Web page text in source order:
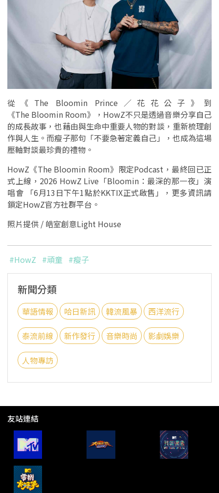
從《The Bloomin Prince／花花公子》到
《The Bloomin Room》，HowZ不只是透過音樂分享自己
的成長故事，也藉由與生命中重要人物的對談，重新梳理創
作與人生。而瘦子那句「不要急著定義自己」，也成為這場
壓軸對談最珍貴的禮物。
HowZ《The Bloomin Room》限定Podcast，最終回已正
式上線，2026 HowZ Live「Bloomin：最深的那一夜」演
唱會 「6月13日下午1點於KKTIX正式啟售」，更多資訊請
鎖定HowZ官方社群平台。
照片提供 / 皓室創意Light House
#HowZ #頑童 #瘦子
新聞分類
華語情報 哈日新訊 韓流風暴 西洋流行
泰流前線 新作發行 音樂時尚 影劇娛樂
人物專訪
友站連結